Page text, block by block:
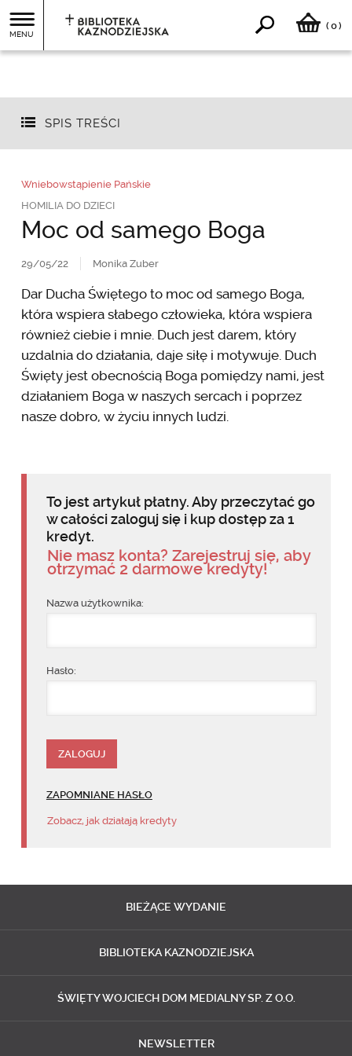
MENU
( 0)
SPIS TREŚCI
Wniebowstąpienie Pańskie
HOMILIA DO DZIECI
Moc od samego Boga
29/05/22 Monika Zuber
Dar Ducha Świętego to moc od samego Boga,
która wspiera słabego człowieka, która wspiera
również ciebie i mnie. Duch jest darem, który
uzdalnia do działania, daje siłę i motywuje. Duch
Święty jest obecnością Boga pomiędzy nami, jest
działaniem Boga w naszych sercach i poprzez
nasze dobro, w życiu innych ludzi.
To jest artykuł płatny. Aby przeczytać go
w całości zaloguj się i kup dostęp za 1
kredyt.
Nie masz konta? Zarejestruj się, aby
otrzymać 2 darmowe kredyty!
Nazwa użytkownika:
Hasło:
ZAPOMNIANE HASŁO
Zobacz, jak działają kredyty
BIEŻĄCE WYDANIE
BIBLIOTEKA KAZNODZIEJSKA
ŚWIĘTY WOJCIECH DOM MEDIALNY SP. Z O.O.
NEWSLETTER